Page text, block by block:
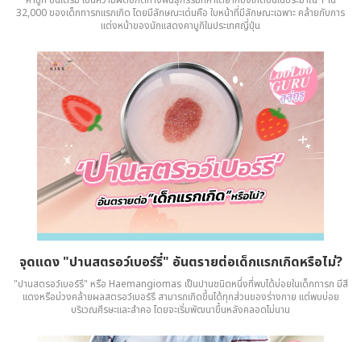
32,000 ของเด็กทารกแรกเกิด โดยมีลักษณะเด่นคือ ใบหน้าที่มีลักษณะเฉพาะ คล้ายกับการ
แต่งหน้าของนักแสดงคาบูกิในประเทศญี่ปุ่น
จุดแดง "ปานสตรอว์เบอร์รี่" อันตรายต่อเด็กแรกเกิดหรือไม่?
"ปานสตรอว์เบอร์รี" หรือ Haemangiomas เป็นปานชนิดหนึ่งที่พบได้บ่อยในเด็กทารก มีสี
แดงหรือม่วงคล้ายผลสตรอว์เบอร์รี สามารถเกิดขึ้นได้ทุกส่วนของร่างกาย แต่พบบ่อย
บริเวณศีรษะและลำคอ โดยจะเริ่มพัฒนาขึ้นหลังคลอดไม่นาน